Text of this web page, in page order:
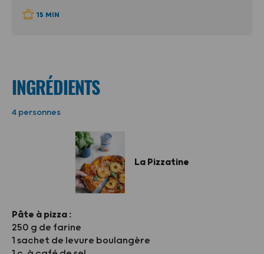
15 MIN
INGRÉDIENTS
4 personnes
La Pizzatine
Pâte à pizza :
250 g de farine
1 sachet de levure boulangère